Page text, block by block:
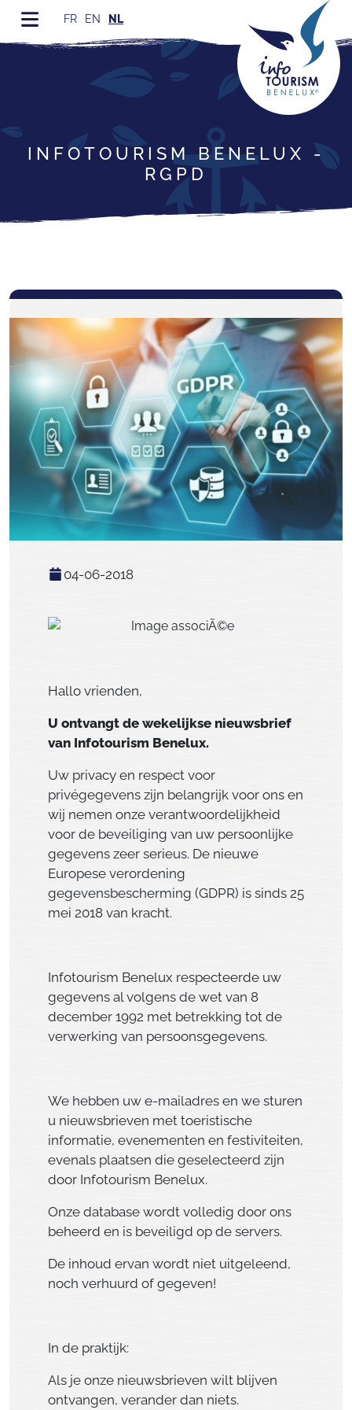
FR EN NL
INFOTOURISM BENELUX -
RGPD
04-06-2018
Hallo vrienden,
U ontvangt de wekelijkse nieuwsbrief
van Infotourism Benelux.
Uw privacy en respect voor
privégegevens zijn belangrijk voor ons en
wij nemen onze verantwoordelijkheid
voor de beveiliging van uw persoonlijke
gegevens zeer serieus. De nieuwe
Europese verordening
gegevensbescherming (GDPR) is sinds 25
mei 2018 van kracht.
Infotourism Benelux respecteerde uw
gegevens al volgens de wet van 8
december 1992 met betrekking tot de
verwerking van persoonsgegevens.
We hebben uw e-mailadres en we sturen
u nieuwsbrieven met toeristische
informatie, evenementen en festiviteiten,
evenals plaatsen die geselecteerd zijn
door Infotourism Benelux.
Onze database wordt volledig door ons
beheerd en is beveiligd op de servers.
De inhoud ervan wordt niet uitgeleend,
noch verhuurd of gegeven!
In de praktijk:
Als je onze nieuwsbrieven wilt blijven
ontvangen, verander dan niets.